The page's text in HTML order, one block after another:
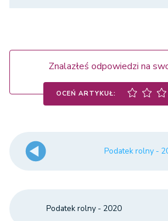
Znalazłeś odpowiedzi na
OCEŃ ARTYKUŁ:
Podatek rolny -
Podatek rolny - 2020